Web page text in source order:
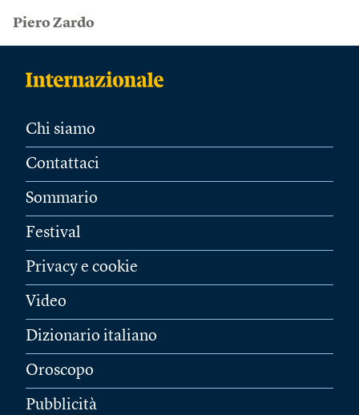
Piero Zardo
Chi siamo
Contattaci
Sommario
Festival
Privacy e cookie
Video
Dizionario italiano
Oroscopo
Pubblicità